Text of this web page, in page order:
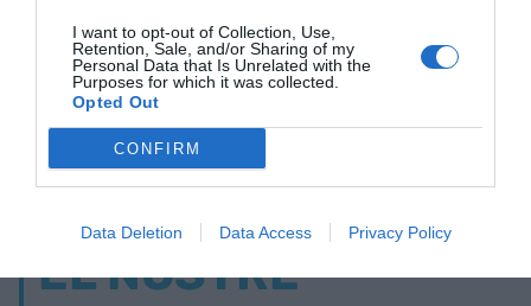
I want to opt-out of Collection, Use,
Retention, Sale, and/or Sharing of my
Personal Data that Is Unrelated with the
Purposes for which it was collected.
Opted Out
CONFIRM
Data Deletion Data Access Privacy Policy
ELS MÉS LLEGITS
AVUI DESTAQUEM
EL NOSTRE